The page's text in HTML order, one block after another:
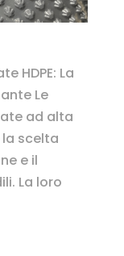
HDPE: La
Le
ad alta
la scelta
e il
La loro